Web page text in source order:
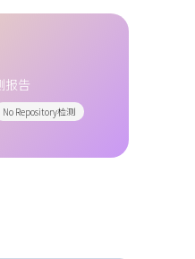
报告
No Repository检测